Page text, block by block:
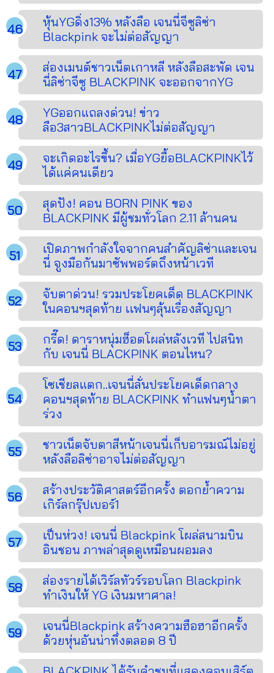
หุ้นYGดิ่ง13% หลังลือ เจนนี่จีซูลิซ่า
Blackpink จะไม่ต่อสัญญา
ส่องเมนต์ชาวเน็ตเกาหลี หลังลือสะพัด เจน
นี่ลิซ่าจีซู BLACKPINK จะออกจากYG
YGออกแถลงด่วน! ข่าว
ลือ3สาวBLACKPINKไม่ต่อสัญญา
จะเกิดอะไรขึ้น? เมื่อYGยื้อBLACKPINKไว้
ได้แค่คนเดียว
สุดปัง! คอน BORN PINK ของ
BLACKPINK มีผู้ชมทั่วโลก 2.11 ล้านคน
เปิดภาพกำลังใจจากคนสำคัญลิซ่าและเจน
นี่ จูงมือกันมาซัพพอร์ตถึงหน้าเวที
จับตาด่วน! รวมประโยคเด็ด BLACKPINK
ในคอนฯสุดท้าย เเฟนๆลุ้นเรื่องสัญญา
กรี๊ด! ดาราหนุ่มฮ็อตโผล่หลังเวที ไปสนิท
กับ เจนนี่ BLACKPINK ตอนไหน?
โซเชียลแตก..เจนนี่ลั่นประโยคเด็ดกลาง
คอนฯสุดท้าย BLACKPINK ทำแฟนๆน้ำตา
ร่วง
ชาวเน็ตจับตาสีหน้าเจนนี่เก็บอารมณ์ไม่อยู่
หลังลือลิซ่าอาจไม่ต่อสัญญา
สร้างประวัติศาสตร์อีกครั้ง ตอกย้ำความ
เกิร์ลกรุ๊ปเบอร์1
เป็นห่วง! เจนนี่ Blackpink โผล่สนามบิน
อินชอน ภาพล่าสุดดูเหมือนผอมลง
ส่องรายได้เวิร์ลทัวร์รอบโลก Blackpink
ทำเงินให้ YG เงินมหาศาล!
เจนนี่Blackpink สร้างความฮือฮาอีกครั้ง
ด้วยหุ่นอันน่าทึ่งตลอด 8 ปี